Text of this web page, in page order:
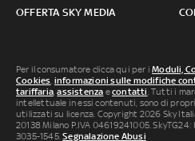
OFFERTA SKY MEDIA
Per il consumatore clicca qui per iModuli,
Cookies informazioni sulle modifiche
tariffaria ,assistenza econtatti . Tutti i
intellettuale in essi contenuti, sono di
utilizzati su licenza. Copyright 2026 Sky
20138 Milano P.IVA 04619241005. SkyTG24:
3035-1545.Segnalazione Abusi